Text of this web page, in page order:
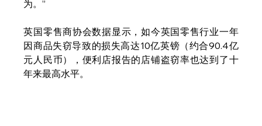
为。”
英国零售商协会数据显示，如今英国零售行业一年
因商品失窃导致的损失高达10亿英镑（约合90.4亿
元人民币），便利店报告的店铺盗窃率也达到了十
年来最高水平。